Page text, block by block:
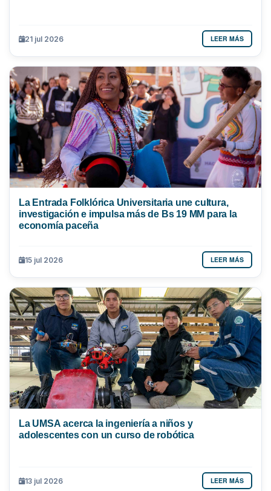
21 jul 2026 LEER MÁS
La Entrada Folklórica Universitaria une cultura,
investigación e impulsa más de Bs 19 MM para la
economía paceña
15 jul 2026 LEER MÁS
La UMSA acerca la ingeniería a niños y
adolescentes con un curso de robótica
13 jul 2026 LEER MÁS